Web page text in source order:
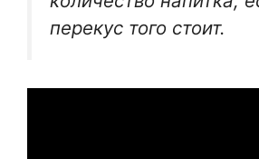
перекус того стоит.